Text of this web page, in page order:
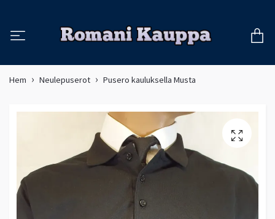
Hem Neulepuserot Pusero kauluksella Musta